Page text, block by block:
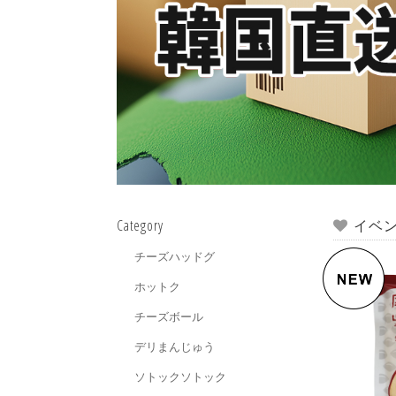
Category
チーズハッドグ
ホットク
チーズボール
デリまんじゅう
ソトックソトック
イベ